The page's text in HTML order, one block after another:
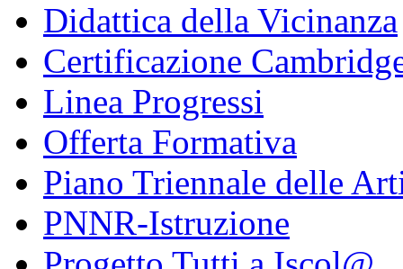
Didattica della Vicinanza
Certificazione
Linea Progressi
Offerta Formativa
Piano Triennale delle
PNNR-Istruzione